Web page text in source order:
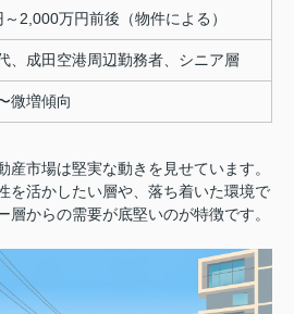
2,000万円前後（物件による）
、成田空港周辺勤務者、シニア層
微増傾向
産市場は堅実な動きを見せています。
を活かしたい層や、落ち着いた環境で
層からの需要が底堅いのが特徴です。